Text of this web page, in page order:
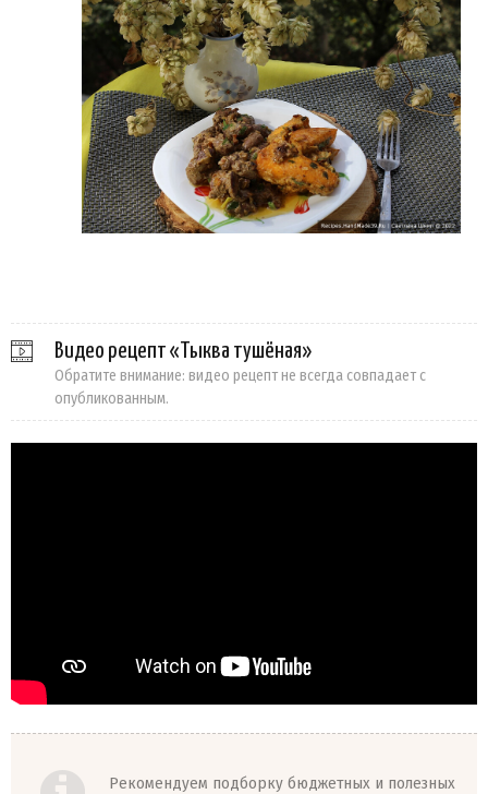
Видео рецепт «Тыква тушёная»
Обратите внимание: видео рецепт не всегда совпадает с
опубликованным.
Рекомендуем подборку бюджетных и полезных